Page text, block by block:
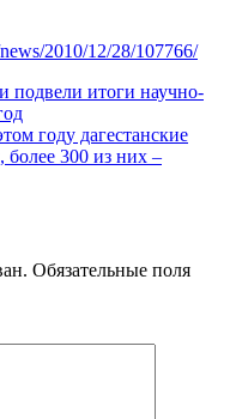
2010/12/28/107766/
подвели итоги научно-
году дагестанские
более 300 из них –
Обязательные поля